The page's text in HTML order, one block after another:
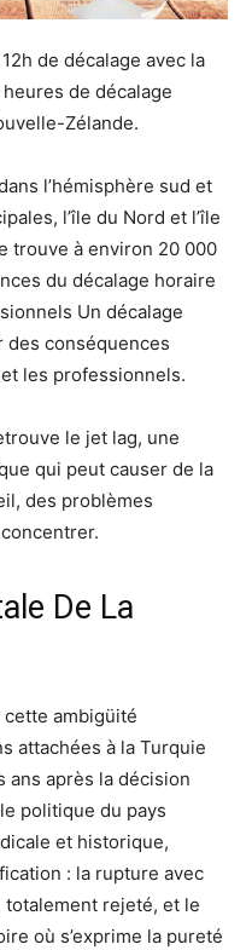
de décalage avec la
de décalage
Zélande.
l’hémisphère sud et
l’île du Nord et l’île
trouve à environ 20 000
du décalage horaire
Un décalage
des conséquences
les professionnels.
le jet lag, une
qui peut causer de la
des problèmes
De La
ambigüité
attachées à la Turquie
ans après la décision
politique du pays
et historique,
: la rupture avec
totalement rejeté, et le
où s’exprime la pureté